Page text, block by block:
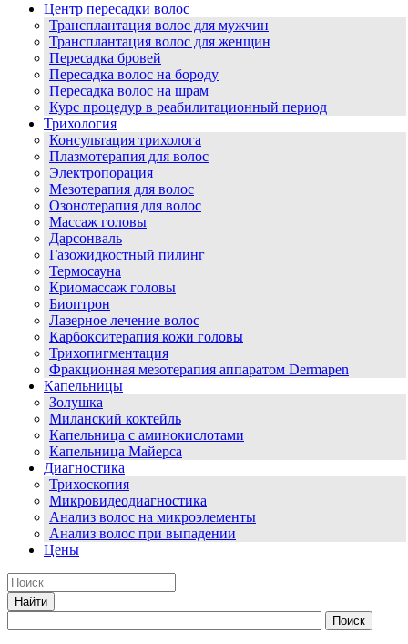
Центр пересадки волос
Трансплантация волос для мужчин
Трансплантация волос для женщин
Пересадка бровей
Пересадка волос на бороду
Пересадка волос на шрам
Курс процедур в реабилитационный период
Трихология
Консультация трихолога
Плазмотерапия для волос
Электропорация
Мезотерапия для волос
Озонотерапия для волос
Массаж головы
Дарсонваль
Газожидкостный пилинг
Термосауна
Криомассаж головы
Биоптрон
Лазерное лечение волос
Карбокситерапия кожи головы
Трихопигментация
Фракционная мезотерапия аппаратом Dermapen
Капельницы
Золушка
Миланский коктейль
Капельница с аминокислотами
Капельница Майерса
Диагностика
Трихоскопия
Микровидеодиагностика
Анализ волос на микроэлементы
Анализ волос при выпадении
Цены